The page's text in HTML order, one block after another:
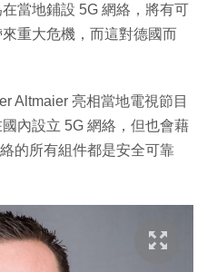
當地鋪設 5G 網絡，將有可
重大危機，而這對德國而
Altmaier 亮相當地電視節目
內設立 5G 網絡，但也會藉
的所有組件都是安全可靠